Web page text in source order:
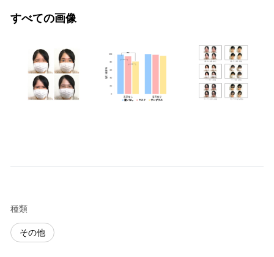
すべての画像
種類
その他